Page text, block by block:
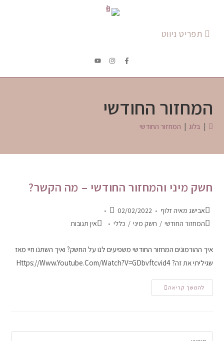
תפריט ניווט
המחזור החודשי
| בלוג | המחזור החודשי
חשק מיני והמחזור החודשי – מה הקשר?
אבישג מאיה זלוף
02/02/2022
המחזור החודשי / חשק מיני / כללי אין תגובות
איך ההורמונים המחזור החודשי משפיעים לנו על החשק? ואיך השתנו חיי מאז
שגיליתי את זה? Https://www.youtube.com/watch?v=gDbvftcvid4
להמשך קריאה